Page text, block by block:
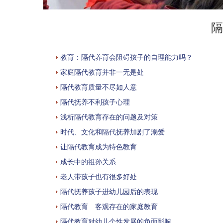
教育：隔代养育会阻碍孩子的自理能力吗？
家庭隔代教育并非一无是处
隔代教育质量不尽如人意
隔代抚养不利孩子心理
浅析隔代教育存在的问题及对策
时代、文化和隔代抚养加剧了溺爱
让隔代教育成为特色教育
成长中的祖孙关系
老人带孩子也有很多好处
隔代抚养孩子进幼儿园后的表现
隔代教育 客观存在的家庭教育
隔代教育对幼儿个性发展的负面影响